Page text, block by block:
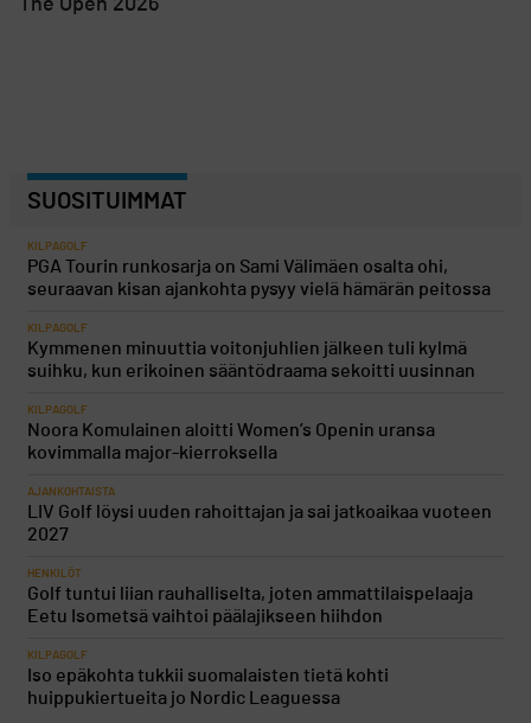
The Open 2026
SUOSITUIMMAT
KILPAGOLF
PGA Tourin runkosarja on Sami Välimäen osalta ohi,
seuraavan kisan ajankohta pysyy vielä hämärän peitossa
KILPAGOLF
Kymmenen minuuttia voitonjuhlien jälkeen tuli kylmä
suihku, kun erikoinen sääntödraama sekoitti uusinnan
KILPAGOLF
Noora Komulainen aloitti Women’s Openin uransa
kovimmalla major-kierroksella
AJANKOHTAISTA
LIV Golf löysi uuden rahoittajan ja sai jatkoaikaa vuoteen
2027
HENKILÖT
Golf tuntui liian rauhalliselta, joten ammattilaispelaaja
Eetu Isometsä vaihtoi päälajikseen hiihdon
KILPAGOLF
Iso epäkohta tukkii suomalaisten tietä kohti
huippukiertueita jo Nordic Leaguessa